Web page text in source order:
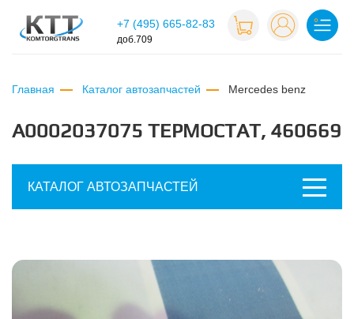
+7 (495) 665-82-83
доб.709
Главная Каталог автозапчастей mercedes benz
A0002037075 ТЕРМОСТАТ, 460669
КАТАЛОГ АВТОЗАПЧАСТЕЙ